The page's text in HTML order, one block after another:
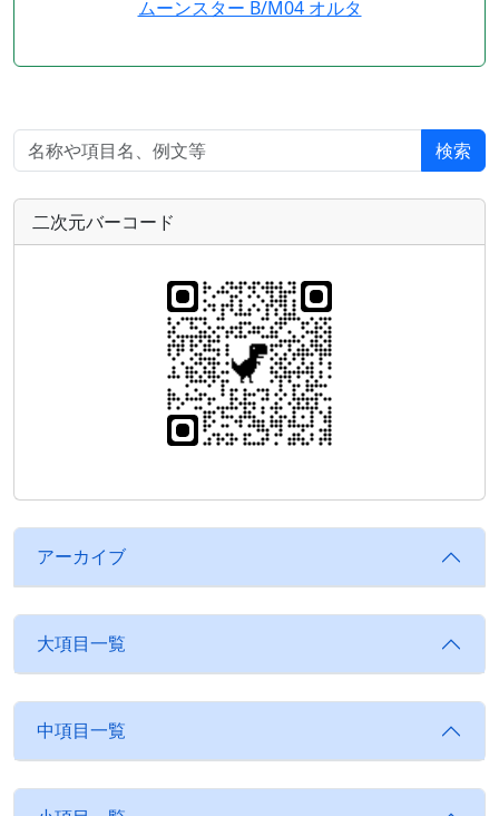
ムーンスター B/M04 オルタ
検索
二次元バーコード
アーカイブ
大項目一覧
中項目一覧